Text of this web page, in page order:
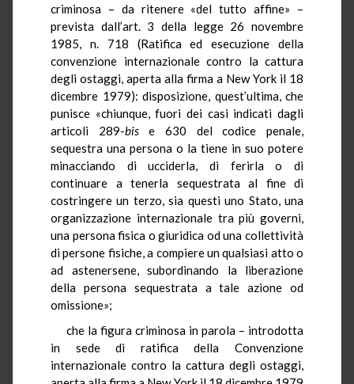
criminosa – da ritenere «del tutto affine» –
prevista dall’art. 3 della legge 26 novembre
1985, n. 718 (Ratifica ed esecuzione della
convenzione internazionale contro la cattura
degli ostaggi, aperta alla firma a New York il 18
dicembre 1979): disposizione, quest’ultima, che
punisce «chiunque, fuori dei casi indicati dagli
articoli 289-bise 630 del codice penale,
sequestra una persona o la tiene in suo potere
minacciando di ucciderla, di ferirla o di
continuare a tenerla sequestrata al fine di
costringere un terzo, sia questi uno Stato, una
organizzazione internazionale tra più governi,
una persona fisica o giuridica od una collettività
di persone fisiche, a compiere un qualsiasi atto o
ad astenersene, subordinando la liberazione
della persona sequestrata a tale azione od
omissione»;
che la figura criminosa in parola – introdotta
in sede di ratifica della Convenzione
internazionale contro la cattura degli ostaggi,